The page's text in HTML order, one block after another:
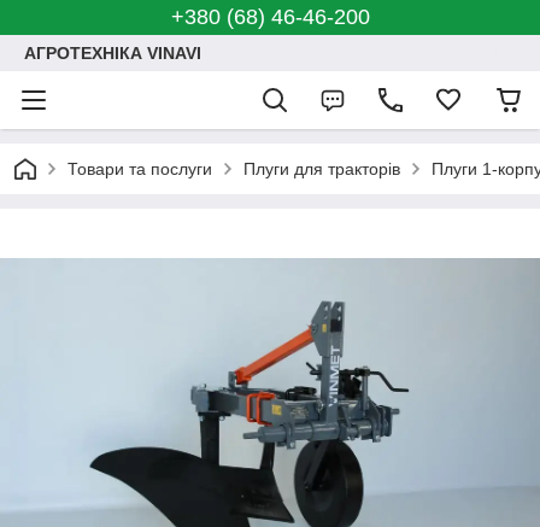
+380 (68) 46-46-200
АГРОТЕХНІКА VINAVI
Товари та послуги Плуги для тракторів Плуги 1-